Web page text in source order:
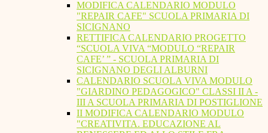
MODIFICA CALENDARIO MODULO
"REPAIR CAFE" SCUOLA PRIMARIA DI
SICIGNANO
RETTIFICA CALENDARIO PROGETTO
“SCUOLA VIVA “MODULO “REPAIR
CAFE’ ” - SCUOLA PRIMARIA DI
SICIGNANO DEGLI ALBURNI
CALENDARIO SCUOLA VIVA MODULO
"GIARDINO PEDAGOGICO" CLASSI II A -
III A SCUOLA PRIMARIA DI POSTIGLIONE
II MODIFICA CALENDARIO MODULO
"CREATIVITA. EDUCAZIONE AL